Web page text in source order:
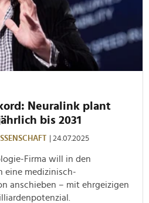
Neuralink plant
bis 2031
| 24.07.2025
Firma will in den
eine medizinisch-
anschieben – mit ehrgeizigen